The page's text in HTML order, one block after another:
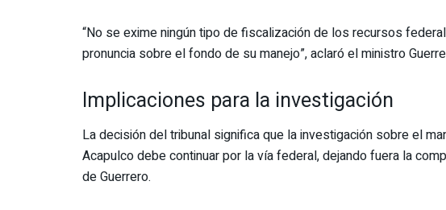
“No se exime ningún tipo de fiscalización de los recursos
pronuncia sobre el fondo de su manejo”, aclaró el ministro
Implicaciones para la investigación
La decisión del tribunal significa que la investigación sobre el
Acapulco debe continuar por la vía federal, dejando fuera la
de Guerrero.